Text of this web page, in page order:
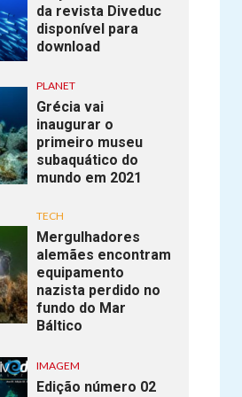
da revista Diveduc
disponível para
download
PLANET
Grécia vai
inaugurar o
primeiro museu
subaquático do
mundo em 2021
TECH
Mergulhadores
alemães encontram
equipamento
nazista perdido no
fundo do Mar
Báltico
IMAGEM
Edição número 02